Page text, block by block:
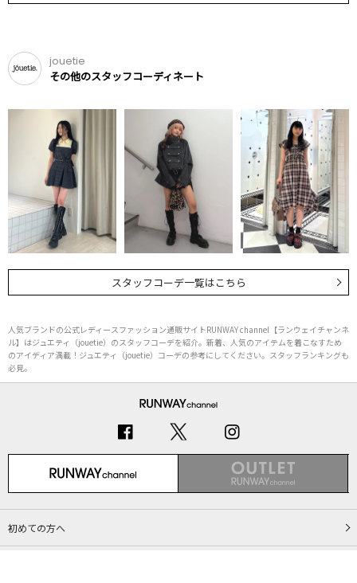
jouetie
その他のスタッフコーディネート
スタッフコーデ一覧はこちら
人気ブランドの公式レディースファッション通販サイトRUNWAY channel【ランウェイチャンネ
ル】はジュエティ（jouetie）のスタッフコーデを紹介。新着、人気のアイテムを着こなすため
のアイディア満載！ジュエティ（jouetie）コーデの参考にしてください。スタッフランキングも
必見。
初めての方へ